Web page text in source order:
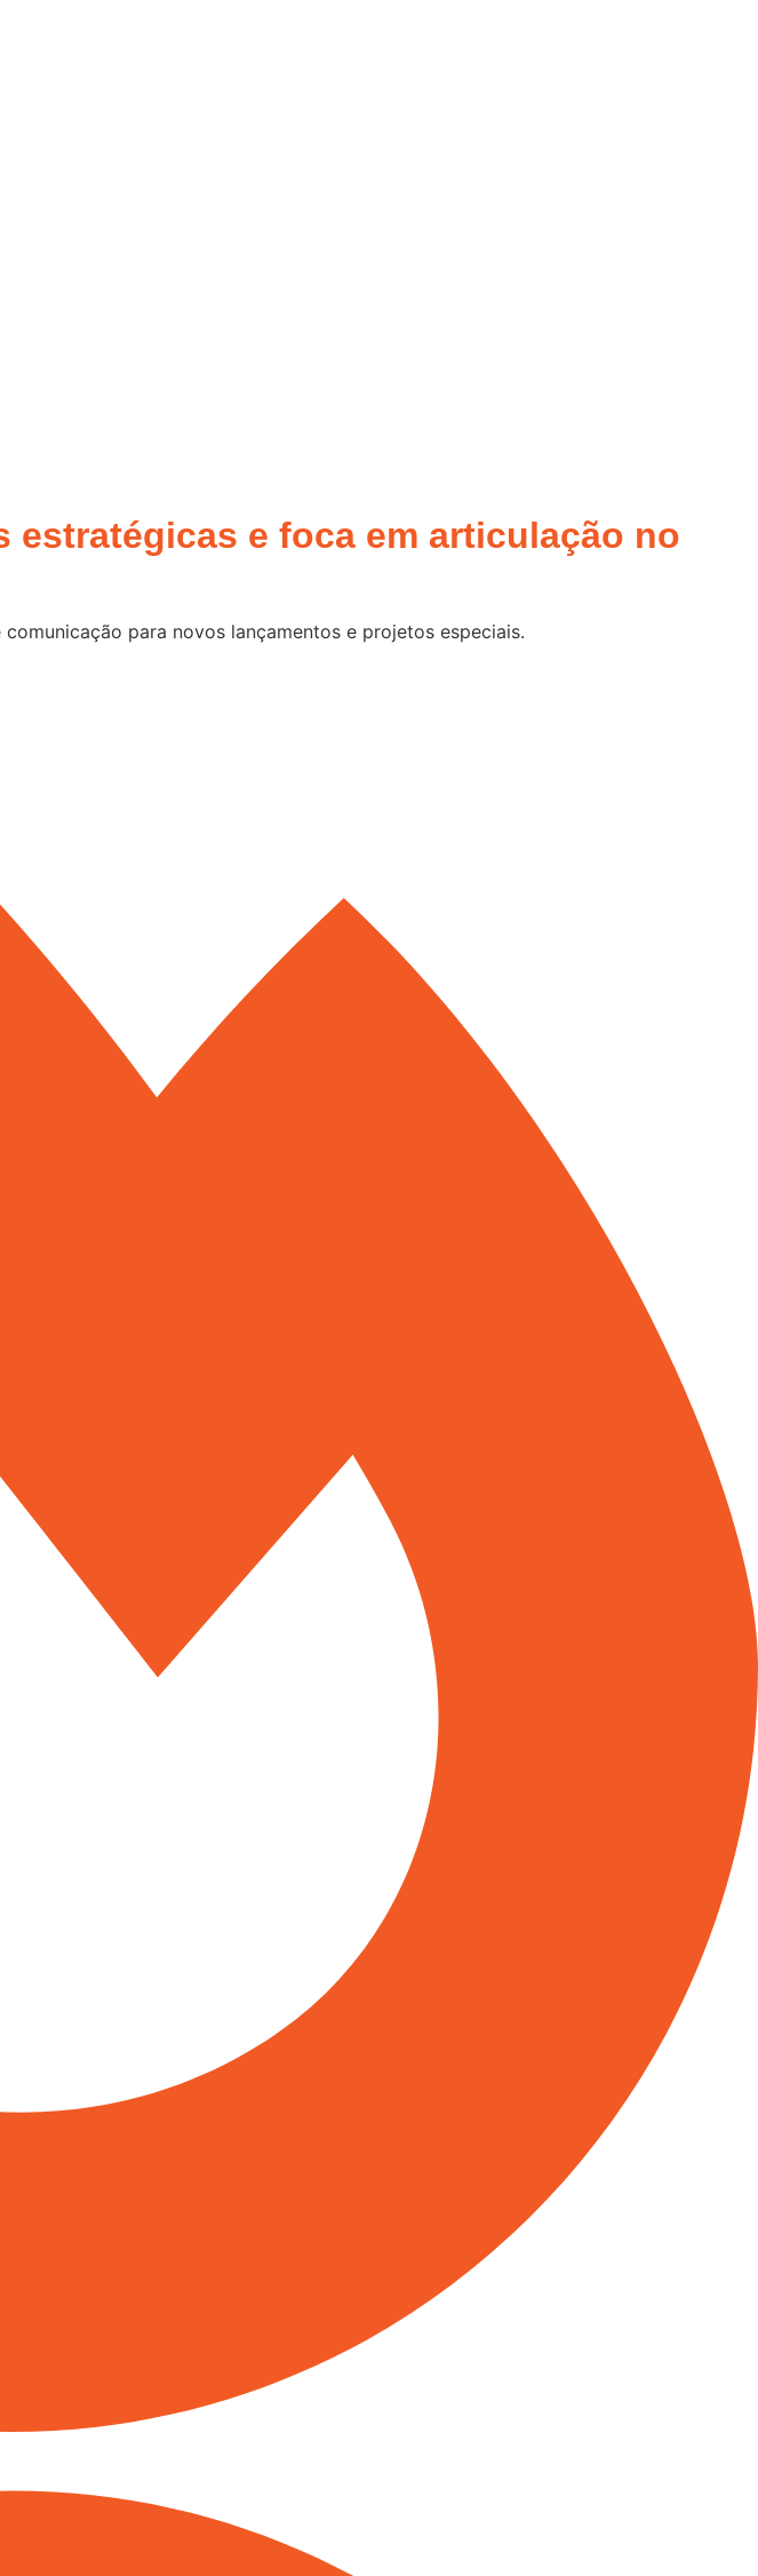
e foca em articulação no
para novos lançamentos e projetos especiais.